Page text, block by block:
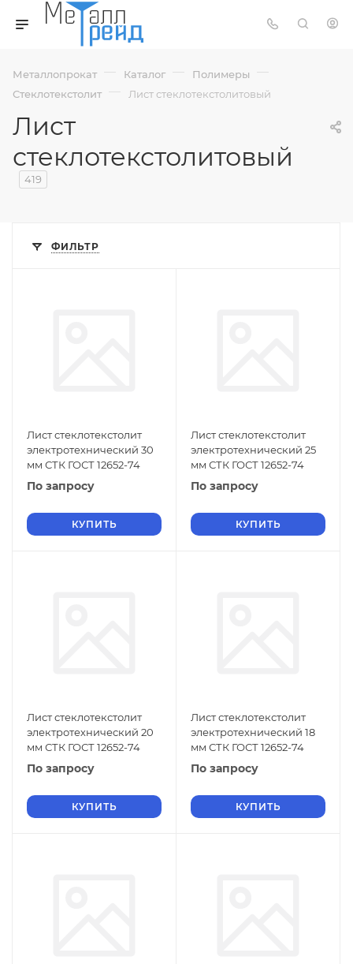
Металлопрокат — Каталог — Полимеры —
Стеклотекстолит — Лист стеклотекстолитовый
Лист
стеклотекстолитовый
419
ФИЛЬТР
Лист стеклотекстолит
электротехнический 30
мм СТК ГОСТ 12652-74
По запросу
КУПИТЬ
Лист стеклотекстолит
электротехнический 25
мм СТК ГОСТ 12652-74
По запросу
КУПИТЬ
Лист стеклотекстолит
электротехнический 20
мм СТК ГОСТ 12652-74
По запросу
КУПИТЬ
Лист стеклотекстолит
электротехнический 18
мм СТК ГОСТ 12652-74
По запросу
КУПИТЬ